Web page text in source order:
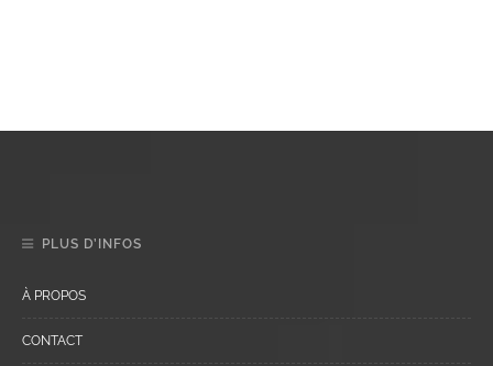
PLUS D’INFOS
À PROPOS
CONTACT